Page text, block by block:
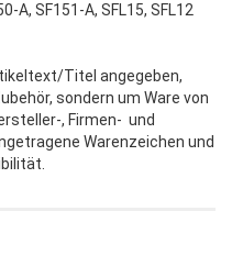
A, SF151-A, SFL15, SFL12
Titel angegeben,
sondern um Ware von
, Firmen- und
Warenzeichen und